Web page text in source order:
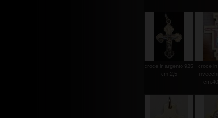
croce in argento 925
cm.2,5
croce